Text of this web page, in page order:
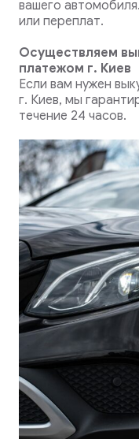
вашего
или переплат.
Осуществляем
платежом г. Киев
Если вам нужен
г. Киев, мы
течение 24 часов.